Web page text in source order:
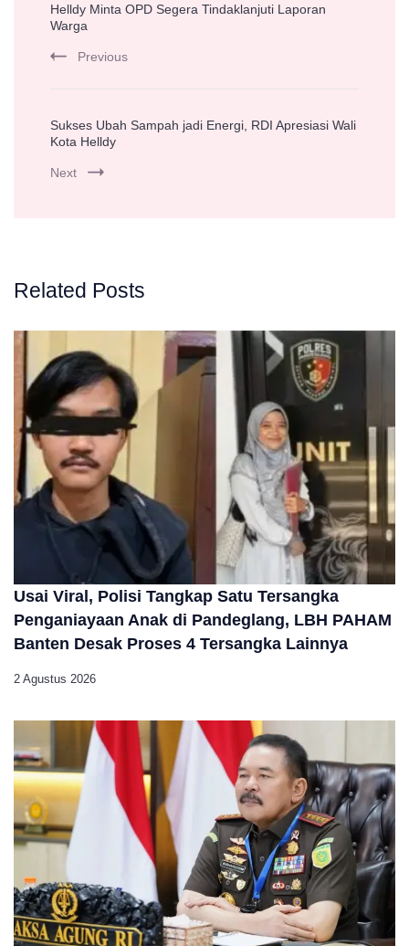
Navigation
Helldy Minta OPD Segera Tindaklanjuti Laporan
Warga
Previous
Sukses Ubah Sampah jadi Energi, RDI Apresiasi Wali
Kota Helldy
Next
Related Posts
Usai Viral, Polisi Tangkap Satu Tersangka
Penganiayaan Anak di Pandeglang, LBH PAHAM
Banten Desak Proses 4 Tersangka Lainnya
2 Agustus 2026